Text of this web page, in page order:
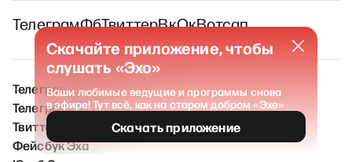
ТелеграмФбТвиттерВкОкВотсап
Скачайте приложение, чтобы
слушать «Эхо»
Ваши любимые ведущие и программы снова
в эфире! Тут всё, как на старом добром «Эхе»
Скачать приложение
Телеграм ЭХО / Новости
Телеграм ЭХО FM
Твиттер Эха
Фейсбук Эха